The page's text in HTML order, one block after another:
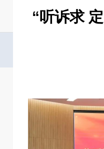
“听诉求